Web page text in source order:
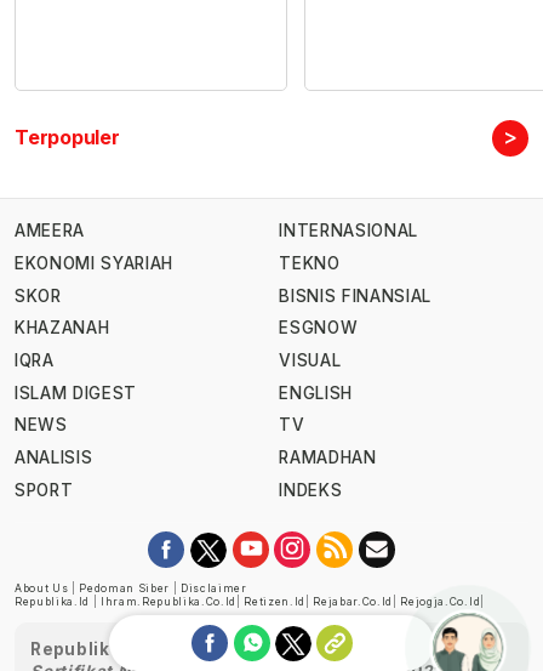
Terpopuler >
AMEERA
EKONOMI SYARIAH
SKOR
KHAZANAH
IQRA
ISLAM DIGEST
NEWS
ANALISIS
SPORT
INTERNASIONAL
TEKNO
BISNIS FINANSIAL
ESGNOW
VISUAL
ENGLISH
TV
RAMADHAN
INDEKS
About Us Pedoman Siber
Disclaimer
Republika.id
Ihram.republika.co.id Retizen.id Rejabar.co.id Rejogja.co.id
Republika telah diverifikasi oleh Dewan Pers